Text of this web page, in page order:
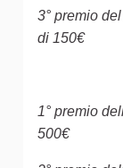
3° premio
di 150€
1° premio
500€